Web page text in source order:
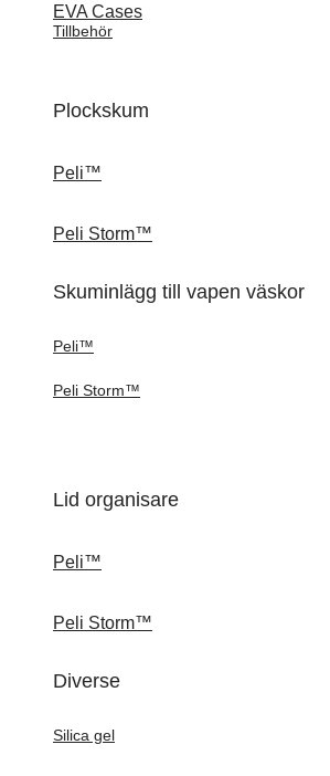
EVA Cases
Tillbehör
Plockskum
Peli™
Peli Storm™
Skuminlägg till vapen väskor
Peli™
Peli Storm™
Lid organisare
Peli™
Peli Storm™
Diverse
Silica gel